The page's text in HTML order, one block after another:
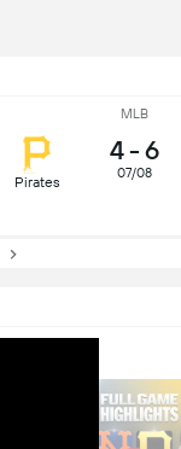
MLB
Pirates
4- 6
07/08